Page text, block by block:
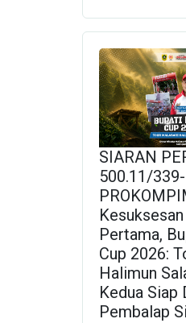
SIARAN
500.11/339-
Pertama,
Cup 2026:
Halimun
Kedua Siap
Pembalap